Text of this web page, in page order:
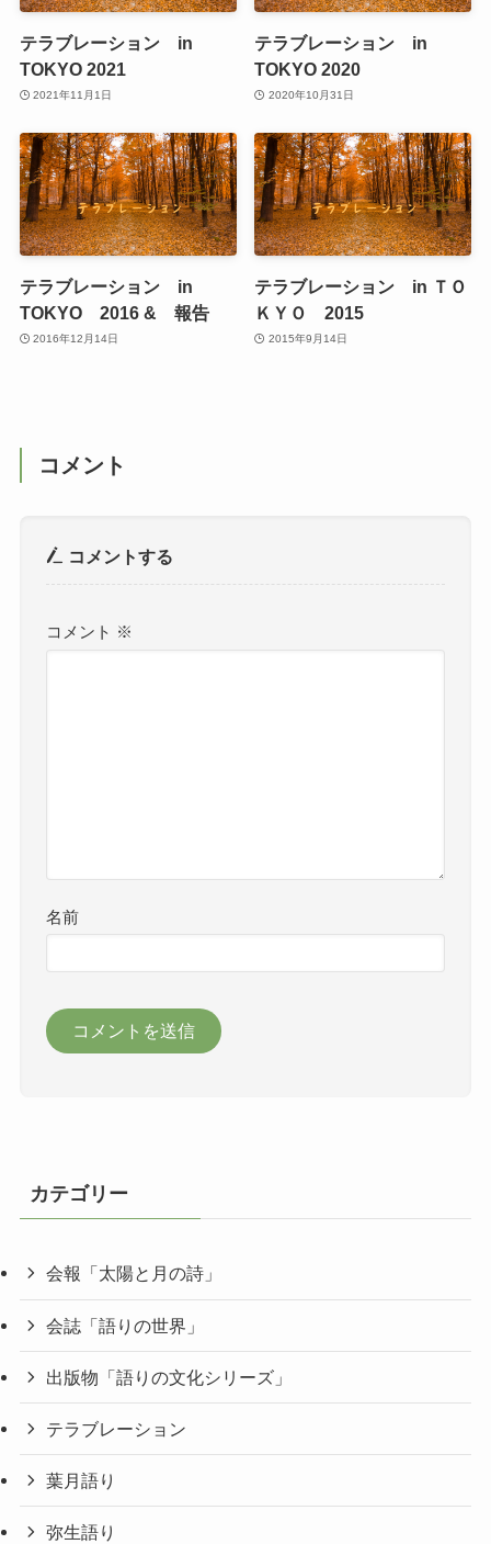
テラブレーション in
TOKYO 2021
2021年11月1日
テラブレーション in
TOKYO 2020
2020年10月31日
テラブレーション in
TOKYO 2016 & 報告
2016年12月14日
テラブレーション in ＴＯ
ＫＹＯ 2015
2015年9月14日
コメント
コメントする
コメント ※
名前
カテゴリー
会報「太陽と月の詩」
会誌「語りの世界」
出版物「語りの文化シリーズ」
テラブレーション
葉月語り
弥生語り